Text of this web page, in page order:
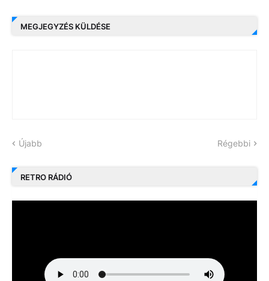
MEGJEGYZÉS KÜLDÉSE
Újabb Régebbi
RETRO RÁDIÓ